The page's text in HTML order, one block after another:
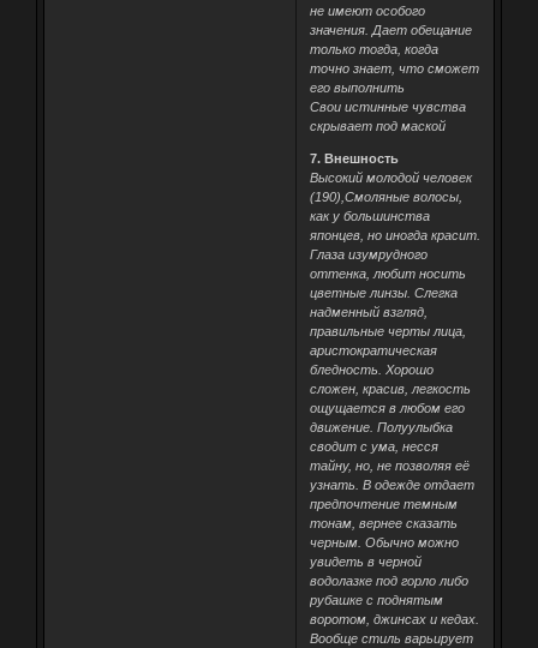
не имеют особого
значения. Дает обещание
только тогда, когда
точно знает, что сможет
его выполнить
Свои истинные чувства
скрывает под маской
7. Внешность
Высокий молодой человек
(190),Смоляные волосы,
как у большинства
японцев, но иногда красит.
Глаза изумрудного
оттенка, любит носить
цветные линзы. Слегка
надменный взгляд,
правильные черты лица,
аристократическая
бледность. Хорошо
сложен, красив, легкость
ощущается в любом его
движение. Полуулыбка
сводит с ума, несся
тайну, но, не позволяя её
узнать. В одежде отдает
предпочтение темным
тонам, вернее сказать
черным. Обычно можно
увидеть в черной
водолазке под горло либо
рубашке с поднятым
воротом, джинсах и кедах.
Вообще стиль варьирует